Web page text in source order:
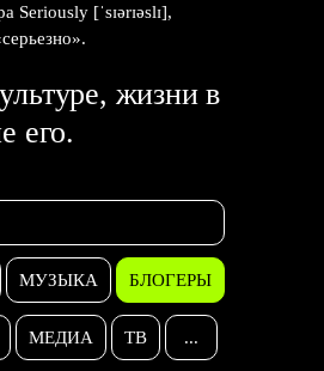
Seriously [ˈsɪərɪəslɪ],
жизни в
его.
МУЗЫКА БЛОГЕРЫ
МЕДИА ТВ ...